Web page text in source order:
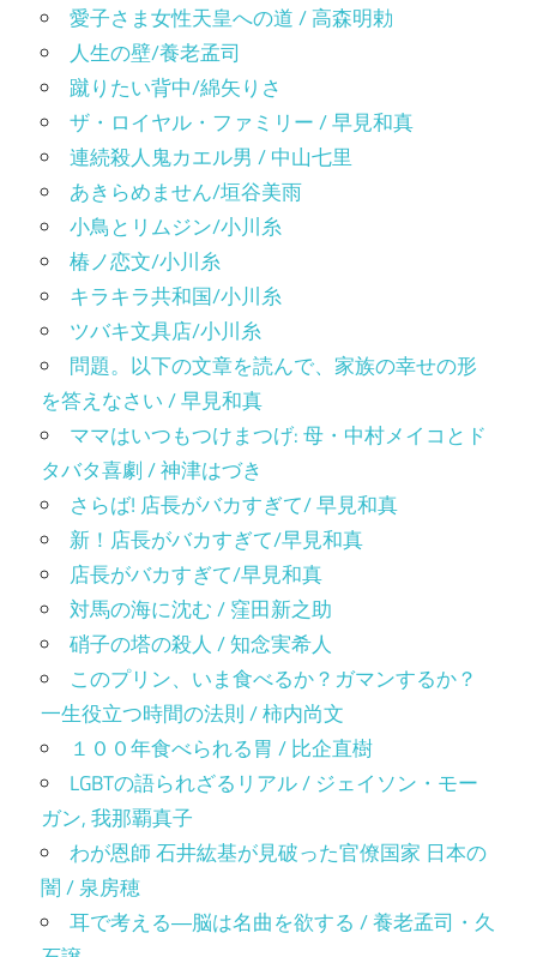
愛子さま女性天皇への道 / 高森明勅
人生の壁/養老孟司
蹴りたい背中/綿矢りさ
ザ・ロイヤル・ファミリー / 早見和真
連続殺人鬼カエル男 / 中山七里
あきらめません/垣谷美雨
小鳥とリムジン/小川糸
椿ノ恋文/小川糸
キラキラ共和国/小川糸
ツバキ文具店/小川糸
問題。以下の文章を読んで、家族の幸せの形
を答えなさい / 早見和真
ママはいつもつけまつげ: 母・中村メイコとド
タバタ喜劇 / 神津はづき
さらば! 店長がバカすぎて/ 早見和真
新！店長がバカすぎて/早見和真
店長がバカすぎて/早見和真
対馬の海に沈む / 窪田新之助
硝子の塔の殺人 / 知念実希人
このプリン、いま食べるか？ガマンするか？
一生役立つ時間の法則 / 柿内尚文
１００年食べられる胃 / 比企直樹
LGBTの語られざるリアル / ジェイソン・モー
ガン, 我那覇真子
わが恩師 石井紘基が見破った官僚国家 日本の
闇 / 泉房穂
耳で考える―脳は名曲を欲する / 養老孟司・久